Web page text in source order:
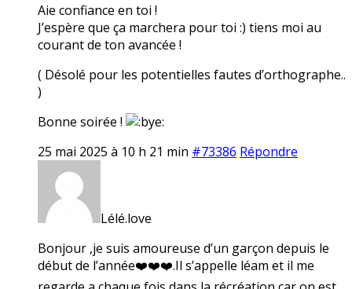
Aie confiance en toi !
J’espère que ça marchera pour toi :) tiens moi au
courant de ton avancée !
( Désolé pour les potentielles fautes d’orthographe..
)
Bonne soirée !
25 mai 2025 à 10 h 21 min #73386 Répondre
Lélé.love
Bonjour ,je suis amoureuse d’un garçon depuis le
début de l’année❤️❤️❤️.Il s’appelle léam et il me